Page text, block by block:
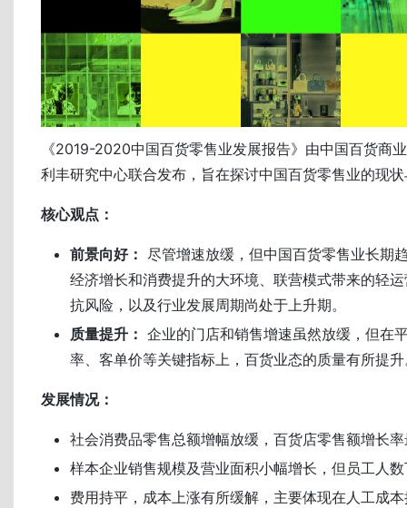
《2019-2020中国百货零售业发展报告》由中国百货商
利丰研究中心联合发布，旨在探讨中国百货零售业的现
核心观点：
前景向好： 尽管增速放缓，但中国百货零售业长期
经济增长和消费提升的大环境、联营模式带来的轻
抗风险，以及行业发展周期尚处于上升期。
质量提升： 企业的门店和销售增速虽然放缓，但在
率、客单价等关键指标上，百货业态的质量有所提
发展情况：
社会消费品零售总额增幅放缓，百货店零售额增长
样本企业销售规模及营业面积小幅增长，但员工人
费用持平，成本上涨有所缓解，主要体现在人工成